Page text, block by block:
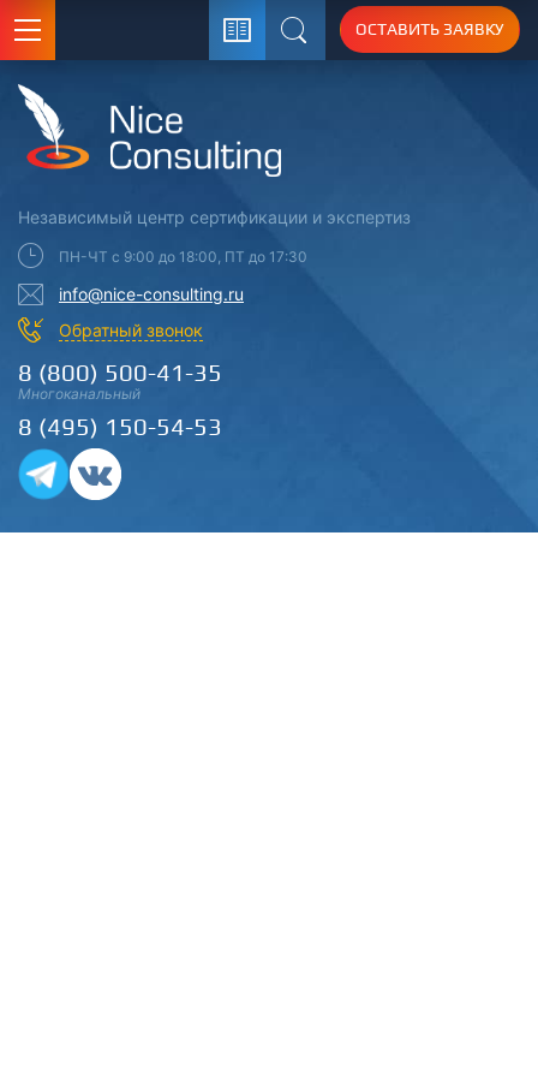
Поиск
ОСТАВИТЬ ЗАЯВКУ
Независимый центр сертификации и экспертиз
ПН-ЧТ с 9:00 до 18:00, ПТ до 17:30
info@nice-consulting.ru
Обратный звонок
8 (800) 500-41-35
Многоканальный
8 (495) 150-54-53